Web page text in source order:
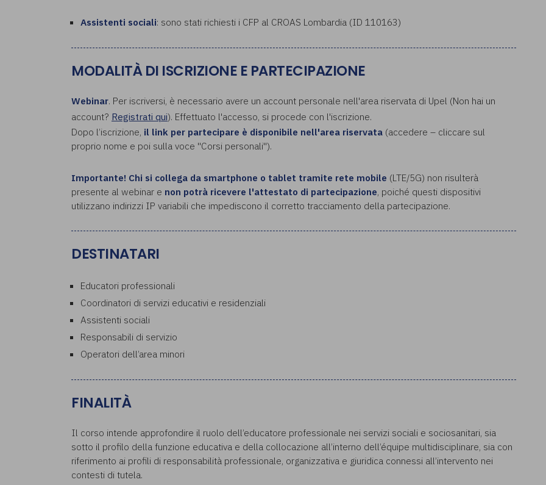
Assistenti sociali: sono stati richiesti i CFP al CROAS Lombardia (ID 110163)
MODALITÀ DI ISCRIZIONE E PARTECIPAZIONE
Webinar. Per iscriversi, è necessario avere un account personale nell'area riservata di Upel (Non hai un
account? Registrati qui). Effettuato l'accesso, si procede con l'iscrizione.
Dopo l’iscrizione, il link per partecipare è disponibile nell'area riservata (accedere – cliccare sul
proprio nome e poi sulla voce "Corsi personali").
Importante! Chi si collega da smartphone o tablet tramite rete mobile (LTE/5G) non risulterà
presente al webinar e non potrà ricevere l'attestato di partecipazione, poiché questi dispositivi
utilizzano indirizzi IP variabili che impediscono il corretto tracciamento della partecipazione.
DESTINATARI
Educatori professionali
Coordinatori di servizi educativi e residenziali
Assistenti sociali
Responsabili di servizio
Operatori dell’area minori
FINALITÀ
Il corso intende approfondire il ruolo dell’educatore professionale nei servizi sociali e sociosanitari, sia
sotto il profilo della funzione educativa e della collocazione all’interno dell’équipe multidisciplinare, sia con
riferimento ai profili di responsabilità professionale, organizzativa e giuridica connessi all’intervento nei
contesti di tutela.